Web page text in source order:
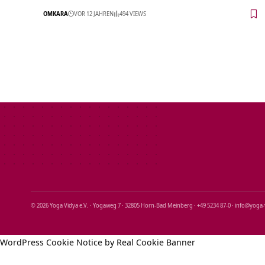
OMKARA VOR 12 JAHREN 494 VIEWS
© 2026 Yoga Vidya e.V. · Yogaweg 7 · 32805 Horn‑Bad Meinberg · +49 5234 87‑0 ·
WordPress Cookie Notice by Real Cookie Banner